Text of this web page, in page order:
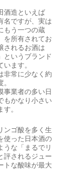
酒造といえば
名ですが、実は
もう一つの蔵
を所有されてお
されるお酒は
というブランド
います。
非常に少なく約
事業者の多い日
もかなり小さい
。
ンゴ酸を多く生
使った日本酒の
うな「まるでリ
評されるジュー
トな酸味が最大